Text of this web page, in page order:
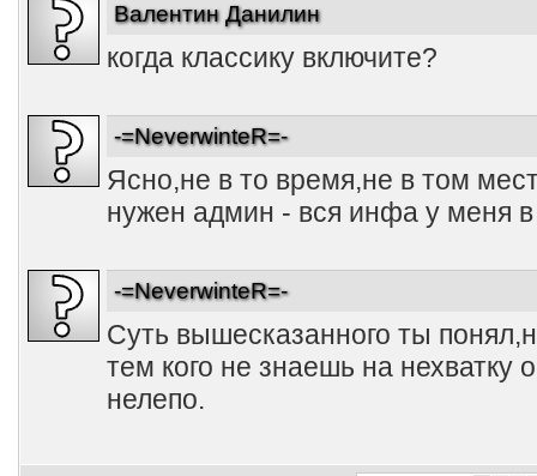
Валентин Данилин
когда классику включите?
-=NeverwinteR=-
Ясно,не в то время,не в том
нужен админ - вся инфа у меня
-=NeverwinteR=-
Суть вышесказанного ты
тем кого не знаешь на нехватку
нелепо.